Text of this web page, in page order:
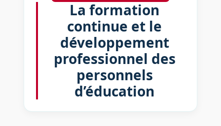
La formation
continue et le
développement
professionnel des
personnels
d’éducation